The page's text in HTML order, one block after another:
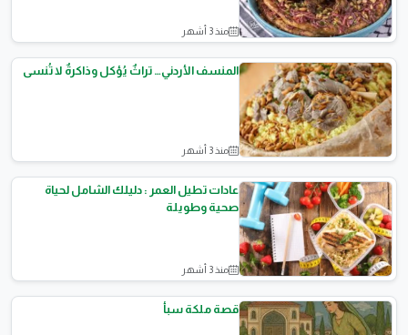
اطباق رئيسية
منذ 3 أشهر
اطباق رئيسية
المنسف الأردني… تراثٌ يُؤكل وذاكرةٌ لا تُنسى
منذ 3 أشهر
الصحه العامة
عادات تطيل العمر : دليلك الشامل لحياة
صحية وطويلة
منذ 3 أشهر
قصة ملكة سبأ